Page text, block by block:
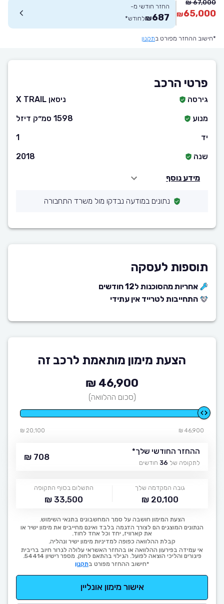
67,000 ₪
65,000
₪
החזר חודשי מ-
687
₪לחודש*
*חישוב ההחזר מפורט בתקנון
פרטי הרכב
גירסה
ניסאן X TRAIL
מנוע
1598 סמ״ק דיזל
יד
1
שנה
2018
מידע נוסף
נתונים במודעה נבדקו מול משרד התחבורה
תוספות לעסקה
אחריות מהסוכנות ל12 חודשים
התחייבות לטרייד אין עתידי
הצעת מימון מותאמת לרכב זה
46,900 ₪
(סכום ההלוואה)
46,900 ₪
20,100 ₪
ההחזר החודשי שלך*
לתקופה של 36 חודשים
708 ₪
גובה המקדמה שלך
20,100 ₪
התשלום בסוף התקופה
33,500 ₪
הצעת המימון חושבה על סמך המחשבונים בתנאי השימוש.
הנתונים המוצגים הם לצורך הדגמה בלבד ואינם מחייבים את מימון ישיר או
את קארוויז, יחד וכל אחד לחוד.
קבלת ההלוואה כפופה למדיניות מימון ישיר ונהליה.
אי עמידה בפירעון ההלוואה או בהחזר האשראי עלולה לגרור חיוב בריבית
פיגורים והליכי הוצאה לפועל. הגילוי בהתאם לחוק. מספר רישיון 54414.
*חישוב ההחזר מפורט בתקנון
אישור מימון אונליין